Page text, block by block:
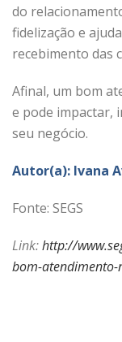
do
fidelização e
recebimento das
Afinal, um bom
e pode impactar,
seu negócio.
Autor(a): Ivana
Fonte: SEGS
Link:http://
bom-